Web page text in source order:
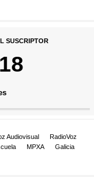
SUSCRIPTOR
Audiovisual
RadioVoz
MPXA
Galicia